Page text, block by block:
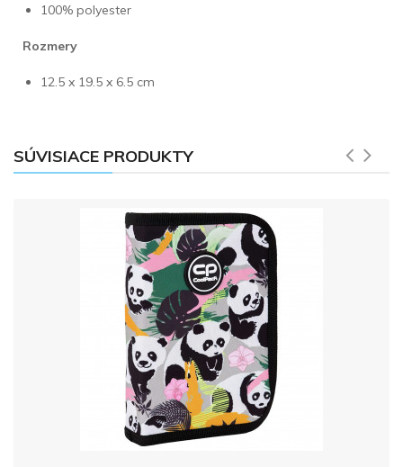
100% polyester
Rozmery
12.5 x 19.5 x 6.5 cm
SÚVISIACE PRODUKTY